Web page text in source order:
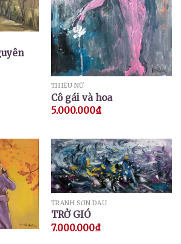
THIẾU NỮ
Cô gái và hoa
5.000.000₫
TRANH SƠN DẦU
TRỞ GIÓ
7.000.000₫